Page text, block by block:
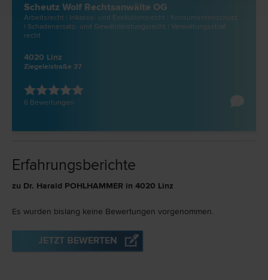
Scheutz Wolf Rechtsanwälte OG
Arbeits­recht | Inkasso- und Exekutions­recht | Konsumentenschutz
| Schadenersatz- und Gewährleistungs­recht | Verwaltungsstraf­
recht
4020 Linz
Ziegeleistraße 37
6 Bewertungen
Erfahrungsberichte
zu Dr. Harald POHLHAMMER in 4020 Linz
Es wurden bislang keine Bewertungen vorgenommen.
JETZT BEWERTEN